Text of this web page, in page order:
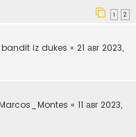
1 2
bandit iz dukes « 21 авг 2023,
« 11 авг 2023,